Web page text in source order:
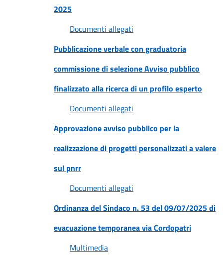
2025
Documenti allegati
Pubblicazione verbale con graduatoria
commissione di selezione Avviso pubblico
finalizzato alla ricerca di un profilo esperto
Documenti allegati
Approvazione avviso pubblico per la
realizzazione di progetti personalizzati a valere
sul pnrr
Documenti allegati
Ordinanza del Sindaco n. 53 del 09/07/2025 di
evacuazione temporanea via Cordopatri
Multimedia